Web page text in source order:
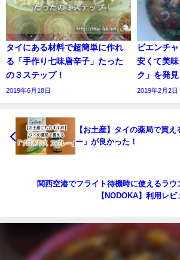
タイにある材料で超簡単に作れ
る「手作り七味唐辛子」たった
の３ステップ！
2019年6月18日
ビエンチ
安くて美
ク」を発見
2019年2月2日
【お土産】タイの薬局で買
ー」が良かった！
関西空港でフライト待機時に使えるラウ
【NODOKA】利用レビ